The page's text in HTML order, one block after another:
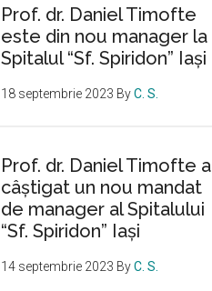
Prof. dr. Daniel Timofte
este din nou manager la
Spitalul “Sf. Spiridon” Iaşi
18 septembrie 2023 ByC. S.
Prof. dr. Daniel Timofte a
câștigat un nou mandat
de manager al Spitalului
“Sf. Spiridon” Iași
14 septembrie 2023 ByC. S.